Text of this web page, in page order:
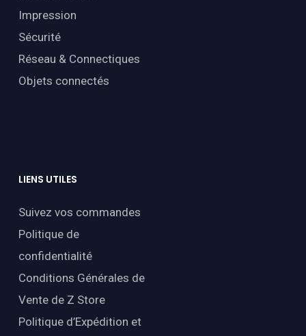
Impression
Sécurité
Réseau & Connectiques
Objets connectés
LIENS UTILES
Suivez vos commandes
Politique de
confidentialité
Conditions Générales de
Vente de Z Store
Politique d’Expédition et